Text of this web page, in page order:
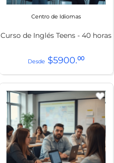
Centro de Idiomas
Curso de Inglés Teens - 40 horas
$5900.00